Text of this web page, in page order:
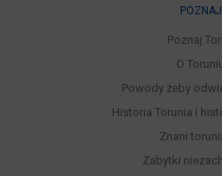
POZNAJ
Poznaj
O
Powody żeby
Historia Torunia i
Znani
Zabytki